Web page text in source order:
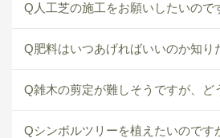
Q人工芝の施工をお願いしたいので
Q肥料はいつあげればいいのか知り
Q雑木の剪定が難しそうですが、ど
Qシンボルツリーを植えたいのです